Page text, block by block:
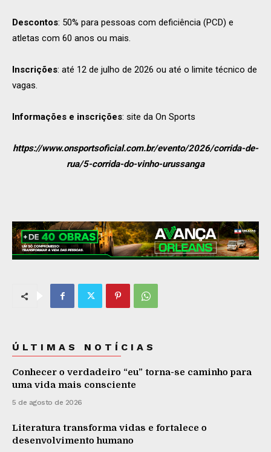
Descontos: 50% para pessoas com deficiência (PCD) e
atletas com 60 anos ou mais.
Inscrições: até 12 de julho de 2026 ou até o limite técnico de
vagas.
Informações e inscrições: site da On Sports
https://www.onsportsoficial.com.br/evento/2026/corrida-de-
rua/5-corrida-do-vinho-urussanga
ÚLTIMAS NOTÍCIAS
Conhecer o verdadeiro “eu” torna-se caminho para
uma vida mais consciente
5 de agosto de 2026
Literatura transforma vidas e fortalece o
desenvolvimento humano